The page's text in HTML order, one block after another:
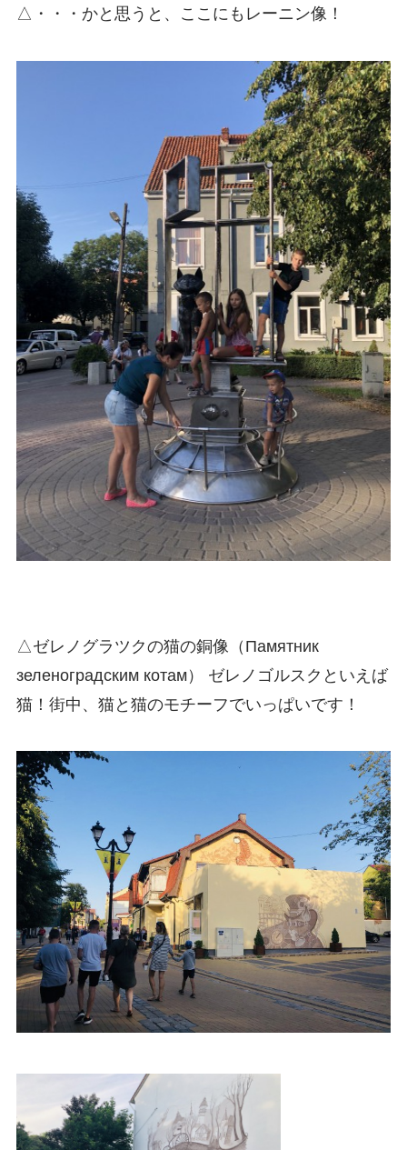
△・・・かと思うと、ここにもレーニン像！
△ゼレノグラツクの猫の銅像（Памятник
зеленоградским котам） ゼレノゴルスクといえば
猫！街中、猫と猫のモチーフでいっぱいです！